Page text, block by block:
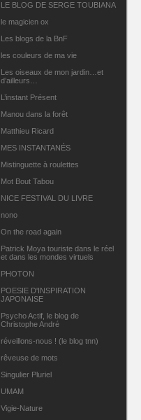
LE BLOG DE SERGE TOUBIANA
le magicien ox
Les blogs de la BnF
les couleurs de ma vie
Les oiseaux de mon jardin…et
d’ailleurs…
L’instant Présent
Manou dans la forêt
Matthieu Ricard
MES INSTANTANÉS
Mistinguette à roulettes
Mot Bout Tabou
NICE FESTIVAL DU LIVRE
nono
On the road again
Patrick Moya touriste dans le réel
et dans les mondes virtuels
PHOTON
POESIE D'INSPIRATION
JAPONAISE
Psycho Actif, le blog de
Christophe André
réveillons-nous ! (le blog tnn)
rêveuse de mots
Singulier Pluriel
UMAM
Vigie-Nature